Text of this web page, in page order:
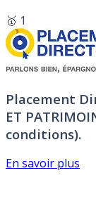
🥇 1
Placement
ET
conditions).
En savoir plus